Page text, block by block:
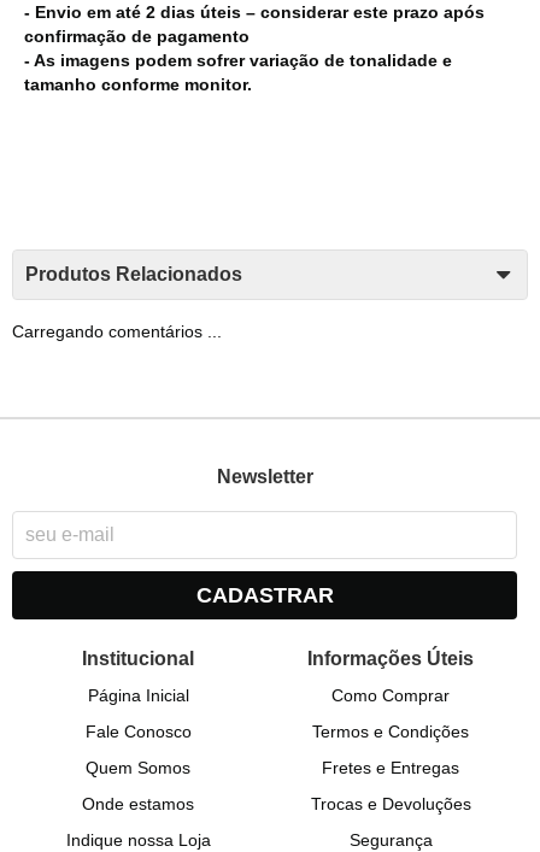
- Envio em até 2 dias úteis – considerar este prazo após
confirmação de pagamento
- As imagens podem sofrer variação de tonalidade e
tamanho conforme monitor.
Produtos Relacionados
Carregando comentários ...
Newsletter
CADASTRAR
Institucional
Página Inicial
Fale Conosco
Quem Somos
Onde estamos
Indique nossa Loja
Informações Úteis
Como Comprar
Termos e Condições
Fretes e Entregas
Trocas e Devoluções
Segurança